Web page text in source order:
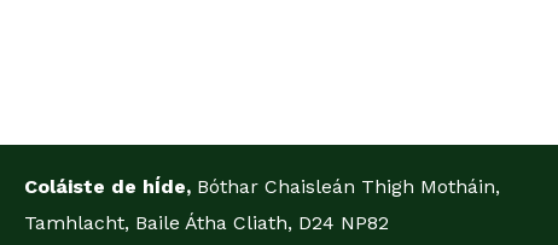
Coláiste de hÍde, Bóthar Chaisleán Thigh Motháin,
Tamhlacht, Baile Átha Cliath, D24 NP82